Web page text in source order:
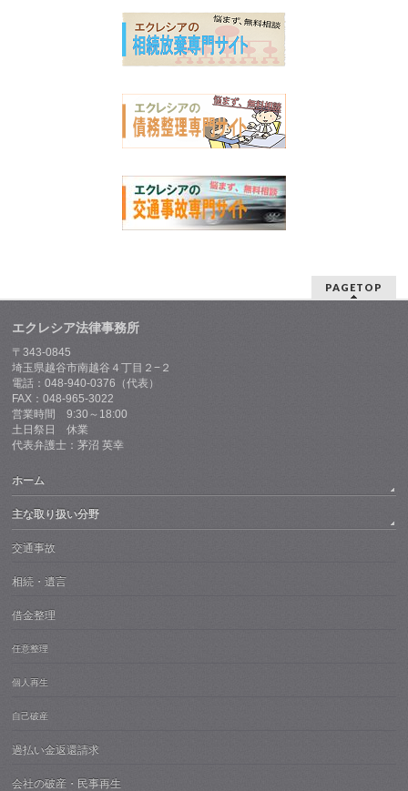
PAGETOP
エクレシア法律事務所
〒343-0845
埼玉県越谷市南越谷４丁目２−２
電話：048-940-0376（代表）
FAX：048-965-3022
営業時間 9:30～18:00
土日祭日 休業
代表弁護士：茅沼 英幸
ホーム
主な取り扱い分野
交通事故
相続・遺言
借金整理
任意整理
個人再生
自己破産
過払い金返還請求
会社の破産・民事再生